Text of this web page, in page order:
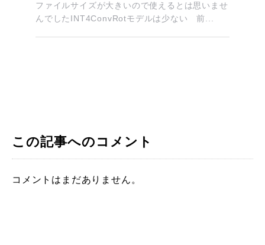
ファイルサイズが大きいので使えるとは思いませ
んでしたINT4ConvRotモデルは少ない 前...
この記事へのコメント
コメントはまだありません。